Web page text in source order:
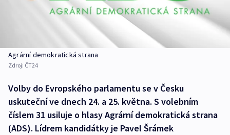
Agrární demokratická strana
Zdroj: ČT24
Volby do Evropského parlamentu se v Česku
uskuteční ve dnech 24. a 25. května. S volebním
číslem 31 usiluje o hlasy Agrární demokratická strana
(ADS). Lídrem kandidátky je Pavel Šrámek